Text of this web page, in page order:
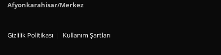
Afyonkarahisar/Merkez
Gizlilik Politikası | Kullanım Şartları